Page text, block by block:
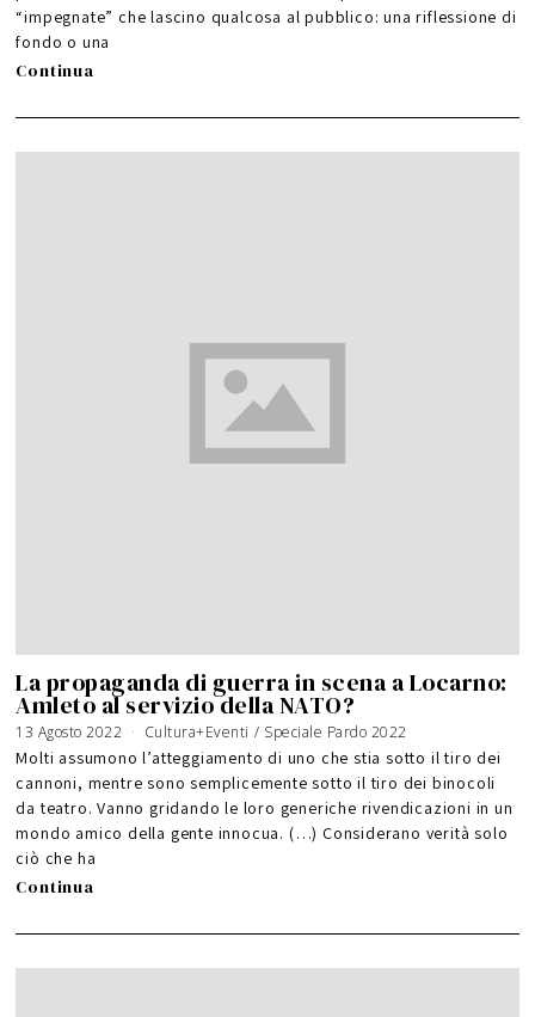
2
2
“impegnate” che lascino qualcosa al pubblico: una riflessione di
fondo o una
Continua
La propaganda di guerra in scena a Locarno:
Amleto al servizio della NATO?
13 Agosto 2022 Cultura+Eventi / Speciale Pardo 2022
Molti assumono l’atteggiamento di uno che stia sotto il tiro dei
cannoni, mentre sono semplicemente sotto il tiro dei binocoli
da teatro. Vanno gridando le loro generiche rivendicazioni in un
mondo amico della gente innocua. (…) Considerano verità solo
ciò che ha
Continua